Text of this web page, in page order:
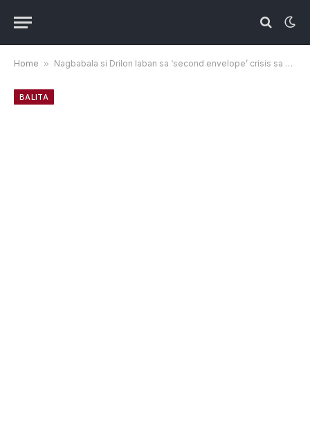
Home » Nagbabala si Drilon laban sa ‘second envelope’ crisis sa VP trial
BALITA